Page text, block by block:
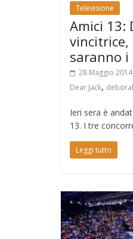
Televisione
Amici 13:
vincitrice,
saranno i
28 Maggio 2014
Dear Jack,
Ieri sera è
13. I tre
Leggi tutto